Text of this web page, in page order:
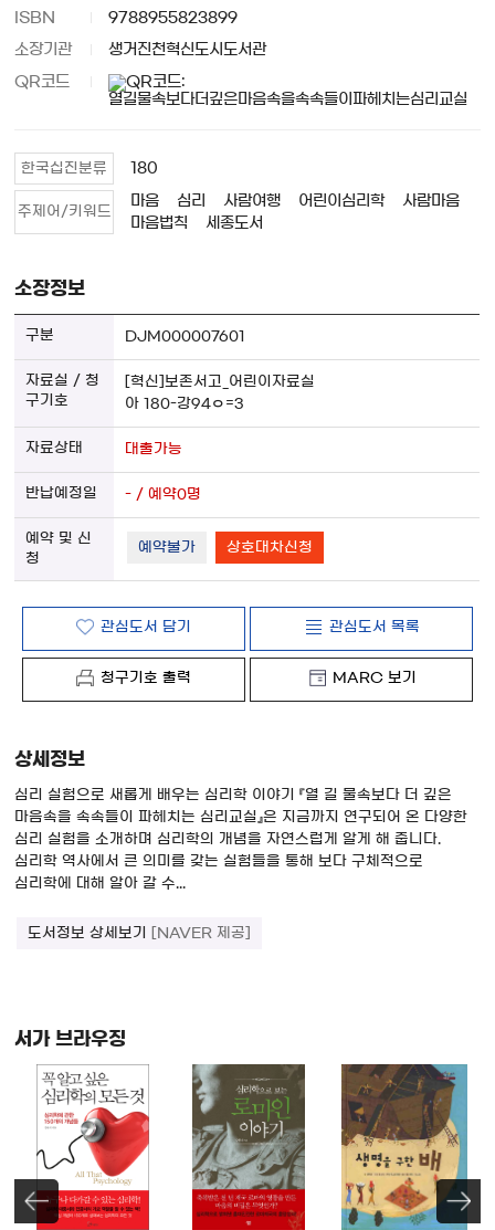
ISBN 9788955823899
소장기관 생거진천혁신도시도서관
QR코드
한국십진분류 180
주제어/키워드
마음 심리 사람여행 어린이심리학
사람마음
마음법칙
세종도서
소장정보
DJM000007601
[혁신]보존서고_어린이자료실
아 180-강94ㅇ=3
대출가능
- / 예약0명
예약불가 상호대차신청
관심도서 담기 관심도서 목록
청구기호 출력 MARC 보기
상세정보
심리 실험으로 새롭게 배우는 심리학 이야기 『열 길 물속보다 더 깊은
마음속을 속속들이 파헤치는 심리교실』은 지금까지 연구되어 온 다양한
심리 실험을 소개하며 심리학의 개념을 자연스럽게 알게 해 줍니다.
심리학 역사에서 큰 의미를 갖는 실험들을 통해 보다 구체적으로
심리학에 대해 알아 갈 수...
도서정보 상세보기 [NAVER 제공]
서가 브라우징